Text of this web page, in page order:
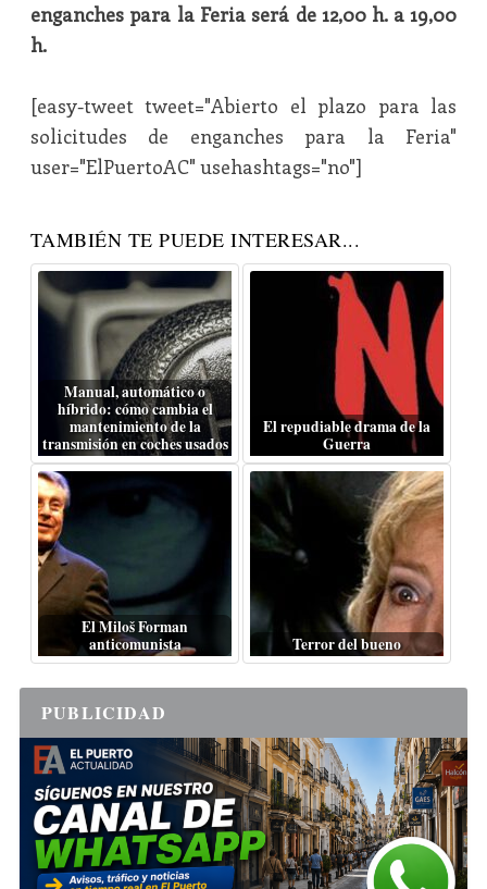
enganches para la Feria será de 12,00 h. a 19,00
h.
[easy-tweet tweet="Abierto el plazo para las
solicitudes de enganches para la Feria"
user="ElPuertoAC" usehashtags="no"]
TAMBIÉN TE PUEDE INTERESAR...
Manual, automático o
híbrido: cómo cambia el
mantenimiento de la
transmisión en coches usados
El repudiable drama de la
Guerra
El Miloš Forman
anticomunista
Terror del bueno
PUBLICIDAD